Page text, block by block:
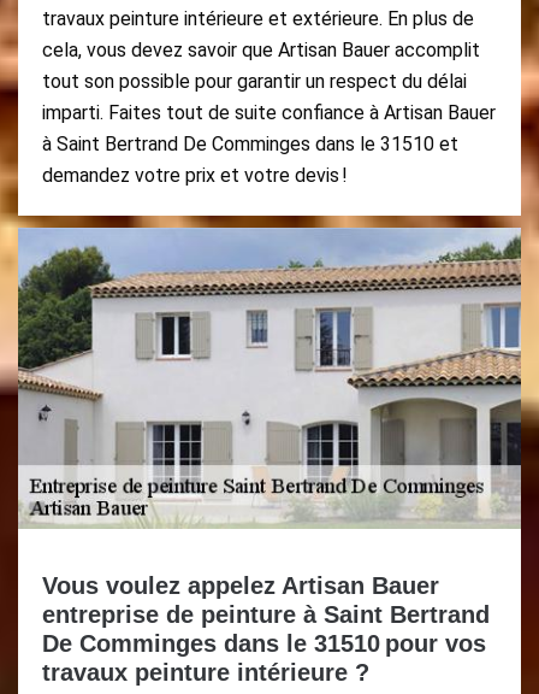
travaux peinture intérieure et extérieure. En plus de
cela, vous devez savoir que Artisan Bauer accomplit
tout son possible pour garantir un respect du délai
imparti. Faites tout de suite confiance à Artisan Bauer
à Saint Bertrand De Comminges dans le 31510 et
demandez votre prix et votre devis !
Vous voulez appelez Artisan Bauer
entreprise de peinture à Saint Bertrand
De Comminges dans le 31510 pour vos
travaux peinture intérieure ?